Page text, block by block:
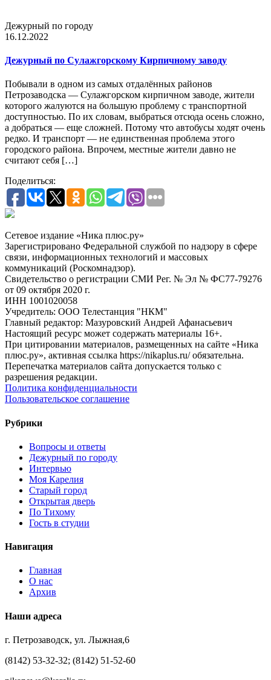
Дежурный по городу
16.12.2022
Дежурный по Сулажгорскому Кирпичному заводу
Побывали в одном из самых отдалённых районов
Петрозаводска — Сулажгорском кирпичном заводе, жители
которого жалуются на большую проблему с транспортной
доступностью. По их словам, выбраться отсюда осень сложно,
а добраться — еще сложней. Потому что автобусы ходят очень
редко. И транспорт — не единственная проблема этого
городского района. Впрочем, местные жители давно не
считают себя […]
Поделиться:
Сетевое издание «Ника плюс.ру»
Зарегистрировано Федеральной службой по надзору в сфере
связи, информационных технологий и массовых
коммуникаций (Роскомнадзор).
Свидетельство о регистрации СМИ Рег. № Эл № ФС77-79276
от 09 октября 2020 г.
ИНН 1001020058
Учредитель: ООО Телестанция "НКМ"
Главный редактор: Мазуровский Андрей Афанасьевич
Настоящий ресурс может содержать материалы 16+.
При цитировании материалов, размещенных на сайте «Ника
плюс.ру», активная ссылка https://nikaplus.ru/ обязательна.
Перепечатка материалов сайта допускается только с
разрешения редакции.
Политика конфиденциальности
Пользовательское соглашение
Рубрики
Вопросы и ответы
Дежурный по городу
Интервью
Моя Карелия
Старый город
Открытая дверь
По Тихому
Гость в студии
Навигация
Главная
О нас
Архив
Наши адреса
г. Петрозаводск, ул. Лыжная,6
(8142) 53-32-32; (8142) 51-52-60